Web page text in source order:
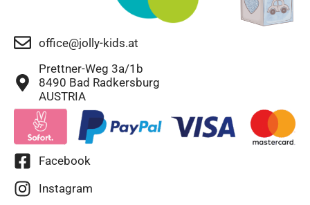
office@jolly-kids.at
Prettner-Weg 3a/1b
8490 Bad Radkersburg
AUSTRIA
Facebook
Instagram